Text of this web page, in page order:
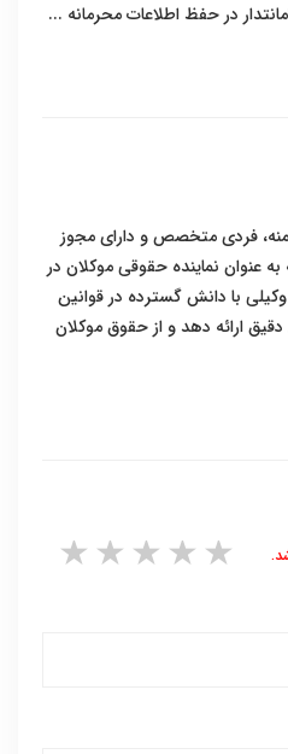
در حفظ اطلاعات محرمانه ...
فردی متخصص و دارای مجوز
عنوان نماینده حقوقی موکلان در
با دانش گسترده در قوانین
ارائه دهد و از حقوق موکلان
5 stars
4 stars
3 stars
2 stars